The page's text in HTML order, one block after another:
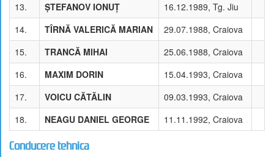
13.
ŞTEFANOV IONUŢ
16.12.1989, Tg. Jiu
14.
TÎRNĂ VALERICĂ MARIAN
29.07.1988, Craiova
15.
TRANCĂ MIHAI
25.06.1988, Craiova
16.
MAXIM DORIN
15.04.1993, Craiova
17.
VOICU CĂTĂLIN
09.03.1993, Craiova
18.
NEAGU DANIEL GEORGE 11.11.1992, Craiova
Conducere tehnica